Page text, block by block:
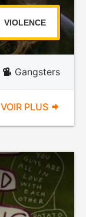
VIOLENCE
Gangsters
VOIR PLUS